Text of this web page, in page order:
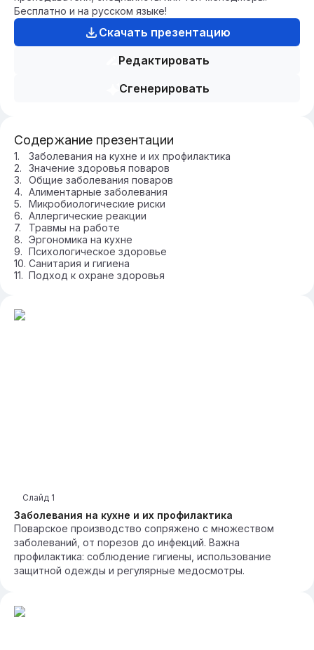
Бесплатно и на русском языке!
Скачать презентацию
Редактировать
Сгенерировать
Содержание презентации
Заболевания на кухне и их профилактика
Значение здоровья поваров
Общие заболевания поваров
Алиментарные заболевания
Микробиологические риски
Аллергические реакции
Травмы на работе
Эргономика на кухне
Психологическое здоровье
Санитария и гигиена
Подход к охране здоровья
Заболевания на кухне и их профилактика
Слайд 1
Поварское производство сопряжено с множеством
заболеваний, от порезов до инфекций. Важна
профилактика: соблюдение гигиены, использование
защитной одежды и регулярные медосмотры.